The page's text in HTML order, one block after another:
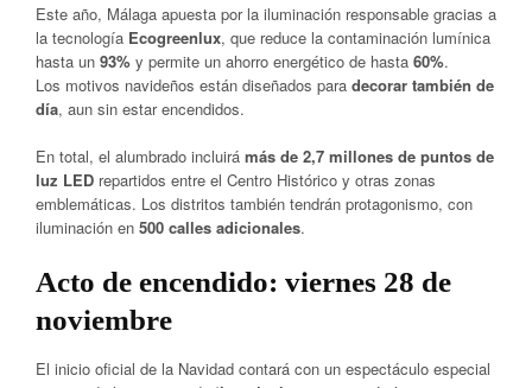
Este año, Málaga apuesta por la iluminación responsable gracias a
la tecnología Ecogreenlux, que reduce la contaminación lumínica
hasta un 93% y permite un ahorro energético de hasta 60%.
Los motivos navideños están diseñados para decorar también de
día, aun sin estar encendidos.
En total, el alumbrado incluirá más de 2,7 millones de puntos de
luz LED repartidos entre el Centro Histórico y otras zonas
emblemáticas. Los distritos también tendrán protagonismo, con
iluminación en 500 calles adicionales.
Acto de encendido: viernes 28 de
noviembre
El inicio oficial de la Navidad contará con un espectáculo especial